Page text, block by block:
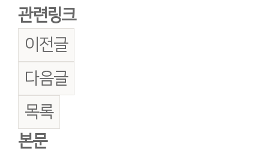
관련링크
이전글
다음글
목록
본문